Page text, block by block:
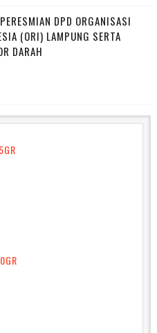
DPD ORGANISASI
(ORI) LAMPUNG SERTA
DARAH